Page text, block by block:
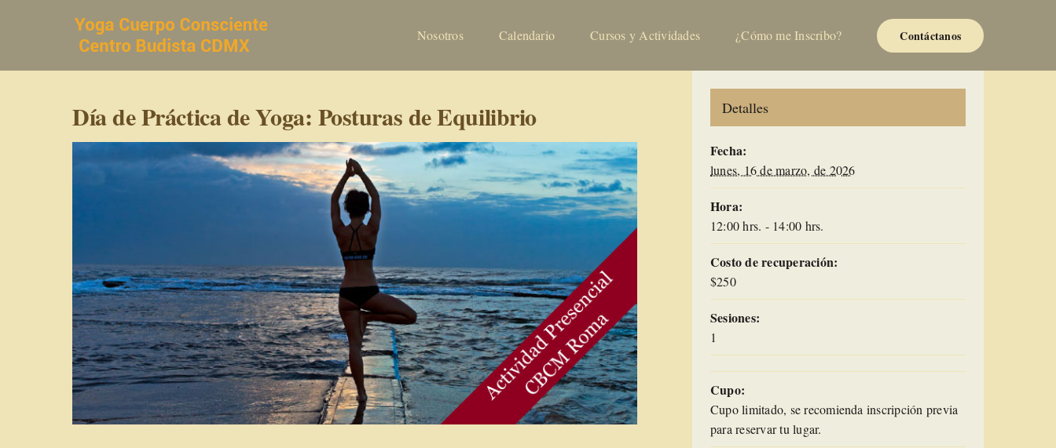
Nosotros Calendario Cursos y Actividades ¿Cómo me Inscribo? Contáctanos
Día de Práctica de Yoga: Posturas de Equilibrio Detalles
Fecha:
lunes, 16 de marzo, de 2026
Hora:
12:00 hrs. - 14:00 hrs.
Costo de recuperación:
$250
Sesiones:
1
Cupo:
Cupo limitado, se recomienda inscripción previa
para reservar tu lugar.